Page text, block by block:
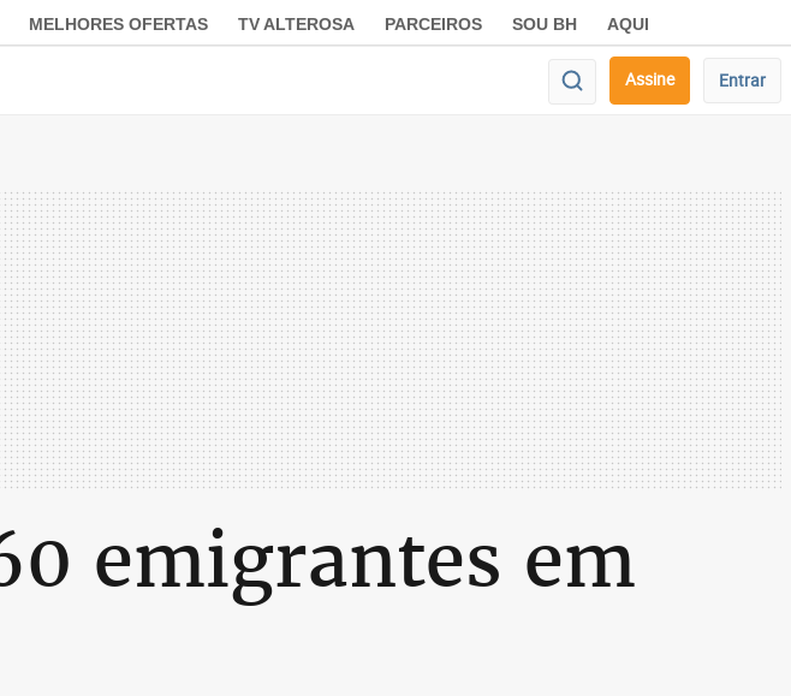
MELHORES OFERTAS TV ALTEROSA PARCEIROS SOU BH AQUI
Assine Entrar
emigrantes em